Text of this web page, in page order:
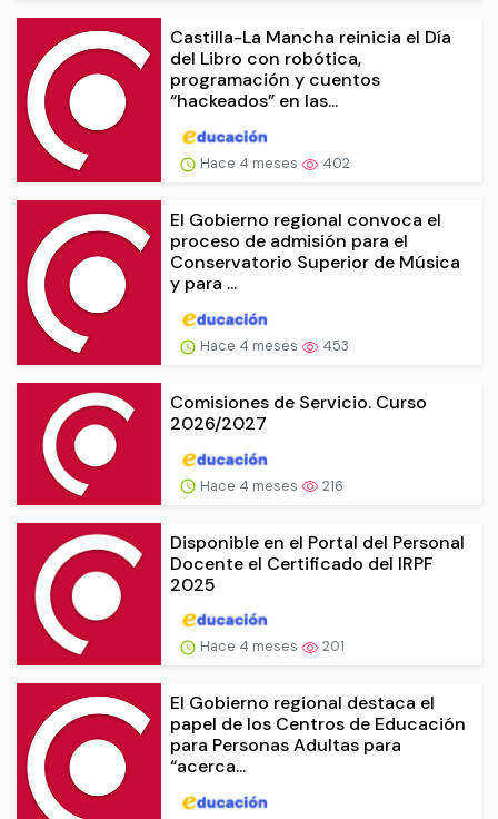
Castilla-La Mancha reinicia el Día
del Libro con robótica,
programación y cuentos
“hackeados” en las...
Hace 4 meses 402
El Gobierno regional convoca el
proceso de admisión para el
Conservatorio Superior de Música
y para ...
Hace 4 meses 453
Comisiones de Servicio. Curso
2026/2027
Hace 4 meses 216
Disponible en el Portal del Personal
Docente el Certificado del IRPF
2025
Hace 4 meses 201
El Gobierno regional destaca el
papel de los Centros de Educación
para Personas Adultas para
“acerca...